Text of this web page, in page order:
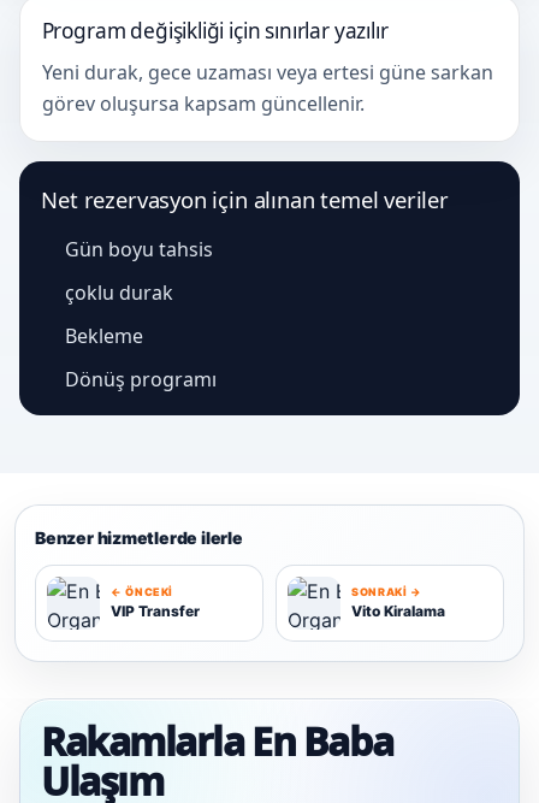
Program değişikliği için sınırlar yazılır
Yeni durak, gece uzaması veya ertesi güne sarkan
görev oluşursa kapsam güncellenir.
Net rezervasyon için alınan temel veriler
Gün boyu tahsis
çoklu durak
Bekleme
Dönüş programı
Benzer hizmetlerde ilerle
V
← ÖNCEKI
VIP Transfer
V
SONRAKI →
Vito Kiralama
Rakamlarla En Baba
Ulaşım